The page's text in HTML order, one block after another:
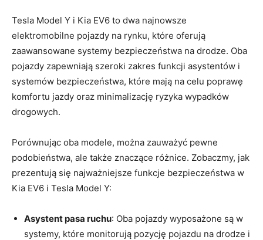
Tesla Model⁢ Y i Kia EV6 to dwa najnowsze
‌elektromobilne pojazdy na rynku, ⁢które oferują
zaawansowane systemy bezpieczeństwa ⁣na drodze. Oba
pojazdy zapewniają szeroki zakres funkcji⁤ asystentów i
systemów bezpieczeństwa, które‍ mają na celu poprawę
komfortu jazdy oraz minimalizację ryzyka wypadków
drogowych.
Porównując oba modele, można‌ zauważyć pewne
podobieństwa, ale także znaczące ⁤różnice. Zobaczmy, jak
prezentują się najważniejsze funkcje bezpieczeństwa w
‍Kia EV6 i Tesla ⁣Model Y:
Asystent ⁢pasa ruchu: Oba​ pojazdy ⁤wyposażone są w
systemy,‌ które‌ monitorują pozycję pojazdu na drodze i